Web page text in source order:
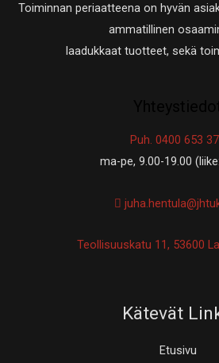
Toiminnan periaatteena on hyvän
ammatillinen
laadukkaat tuotteet, sekä
Puh. 0400 653
ma-pe, 9.00-19.00
Teollisuuskatu 11, 53600
Kätevät
Etusivu